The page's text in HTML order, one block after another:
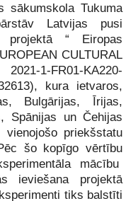
sākumskola Tukuma
Latvijas pusi
projektā “ Eiropas
CULTURAL
2021-1-FR01-KA220-
kura ietvaros,
Bulgārijas, Īrijas,
Spānijas un Čehijas
priekšstatu
šo kopīgo vērtību
mācību
ieviešana projektā
tiks balstīti